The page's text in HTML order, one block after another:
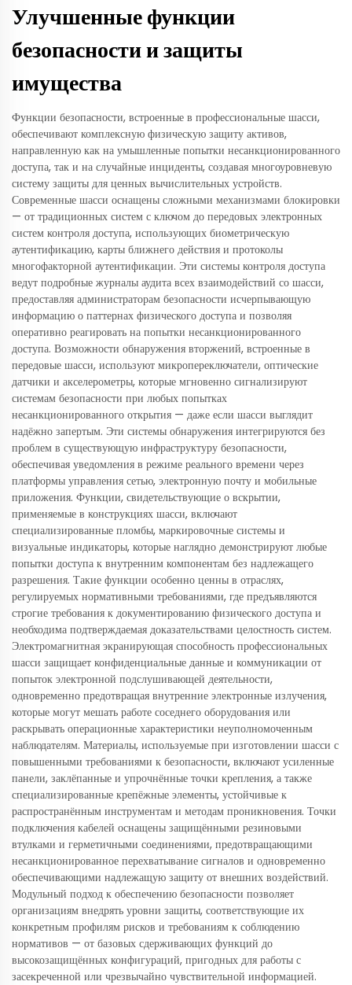
Улучшенные функции
безопасности и защиты
имущества
Функции безопасности, встроенные в профессиональные шасси,
обеспечивают комплексную физическую защиту активов,
направленную как на умышленные попытки несанкционированного
доступа, так и на случайные инциденты, создавая многоуровневую
систему защиты для ценных вычислительных устройств.
Современные шасси оснащены сложными механизмами блокировки
— от традиционных систем с ключом до передовых электронных
систем контроля доступа, использующих биометрическую
аутентификацию, карты ближнего действия и протоколы
многофакторной аутентификации. Эти системы контроля доступа
ведут подробные журналы аудита всех взаимодействий со шасси,
предоставляя администраторам безопасности исчерпывающую
информацию о паттернах физического доступа и позволяя
оперативно реагировать на попытки несанкционированного
доступа. Возможности обнаружения вторжений, встроенные в
передовые шасси, используют микропереключатели, оптические
датчики и акселерометры, которые мгновенно сигнализируют
системам безопасности при любых попытках
несанкционированного открытия — даже если шасси выглядит
надёжно запертым. Эти системы обнаружения интегрируются без
проблем в существующую инфраструктуру безопасности,
обеспечивая уведомления в режиме реального времени через
платформы управления сетью, электронную почту и мобильные
приложения. Функции, свидетельствующие о вскрытии,
применяемые в конструкциях шасси, включают
специализированные пломбы, маркировочные системы и
визуальные индикаторы, которые наглядно демонстрируют любые
попытки доступа к внутренним компонентам без надлежащего
разрешения. Такие функции особенно ценны в отраслях,
регулируемых нормативными требованиями, где предъявляются
строгие требования к документированию физического доступа и
необходима подтверждаемая доказательствами целостность систем.
Электромагнитная экранирующая способность профессиональных
шасси защищает конфиденциальные данные и коммуникации от
попыток электронной подслушивающей деятельности,
одновременно предотвращая внутренние электронные излучения,
которые могут мешать работе соседнего оборудования или
раскрывать операционные характеристики неуполномоченным
наблюдателям. Материалы, используемые при изготовлении шасси с
повышенными требованиями к безопасности, включают усиленные
панели, заклёпанные и упрочнённые точки крепления, а также
специализированные крепёжные элементы, устойчивые к
распространённым инструментам и методам проникновения. Точки
подключения кабелей оснащены защищёнными резиновыми
втулками и герметичными соединениями, предотвращающими
несанкционированное перехватывание сигналов и одновременно
обеспечивающими надлежащую защиту от внешних воздействий.
Модульный подход к обеспечению безопасности позволяет
организациям внедрять уровни защиты, соответствующие их
конкретным профилям рисков и требованиям к соблюдению
нормативов — от базовых сдерживающих функций до
высокозащищённых конфигураций, пригодных для работы с
засекреченной или чрезвычайно чувствительной информацией.